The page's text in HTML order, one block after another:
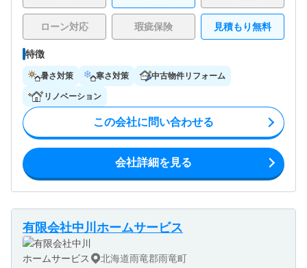
ローン対応 瑕疵保険 見積もり無料
特徴
暑さ対策 寒さ対策 中古物件リフォーム
リノベーション
この会社に問い合わせる
会社詳細を見る
有限会社中川ホームサービス
北海道雨竜郡雨竜町